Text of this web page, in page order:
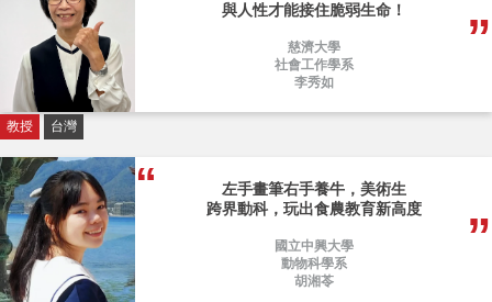
與人性才能接住脆弱生命！
慈濟大學
社會工作學系
李秀如
教授 台灣
左手畫筆右手養牛，美術生
跨界動科，玩出食農教育新高度
國立中興大學
動物科學系
胡湘苓